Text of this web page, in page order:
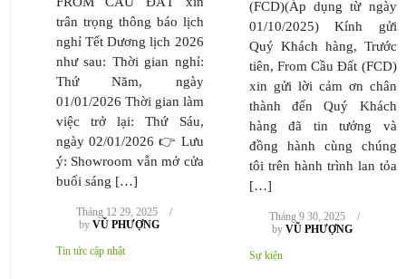
trân trọng thông báo lịch
nghỉ Tết Dương lịch 2026
như sau: Thời gian nghỉ:
Thứ Năm, ngày
01/01/2026 Thời gian làm
việc trở lại: Thứ Sáu,
ngày 02/01/2026 👉 Lưu
ý: Showroom vẫn mở cửa
buổi sáng […]
Tháng 12 29, 2025
/
by VŨ PHƯỢNG
Tin tức cập nhật
(FCD)(Áp dụng từ ngày
01/10/2025) Kính gửi
Quý Khách hàng, Trước
tiên, From Cầu Đất (FCD)
xin gửi lời cảm ơn chân
thành đến Quý Khách
hàng đã tin tưởng và
đồng hành cùng chúng
tôi trên hành trình lan tỏa
[…]
Tháng 9 30, 2025
/
by VŨ PHƯỢNG
Sự kiện